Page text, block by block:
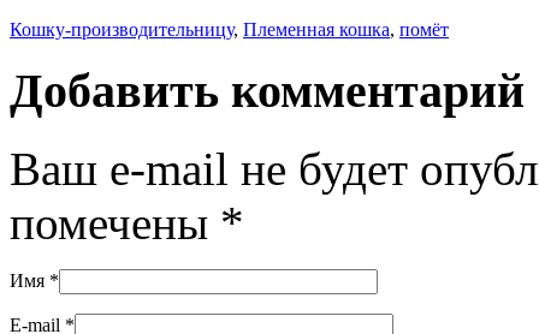
Кошку-производительницу, Племенная кошка, помёт
Добавить комментарий
Ваш e-mail не будет
помечены *
Имя *
E-mail *